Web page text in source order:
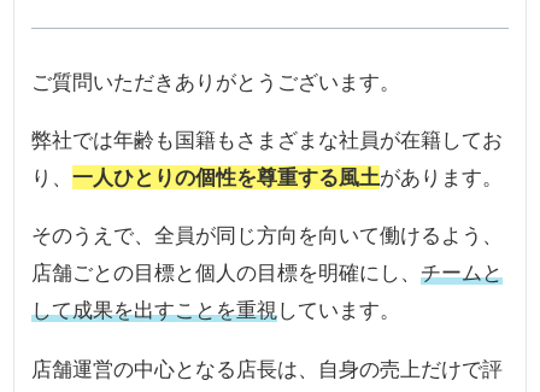
ご質問いただきありがとうございます。
弊社では年齢も国籍もさまざまな社員が在籍してお
り、一人ひとりの個性を尊重する風土があります。
そのうえで、全員が同じ方向を向いて働けるよう、
店舗ごとの目標と個人の目標を明確にし、チームと
して成果を出すことを重視しています。
店舗運営の中心となる店長は、自身の売上だけで評